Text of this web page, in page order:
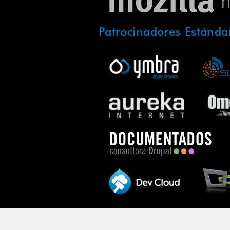
Patrocinadores